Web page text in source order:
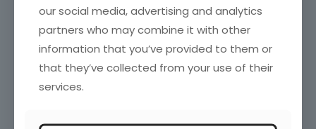
Blogroll
Investigación de Mercados en España
Marketing directo
Marketing News
Puromarketing
our social media, advertising and analytics
partners who may combine it with other
information that you’ve provided to them or
that they’ve collected from your use of their
services.